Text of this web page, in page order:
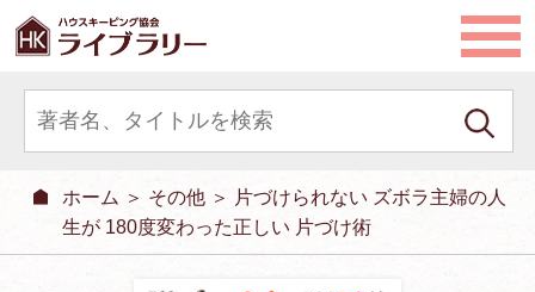
ホーム ＞ その他 ＞ 片づけられない ズボラ主婦の人
生が 180度変わった正しい 片づけ術